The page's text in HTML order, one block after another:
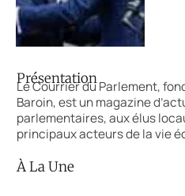
Présentation
Le Courrier du Parlement,
Baroin, est un magazine
parlementaires, aux élus
principaux acteurs de la vie
À La Une